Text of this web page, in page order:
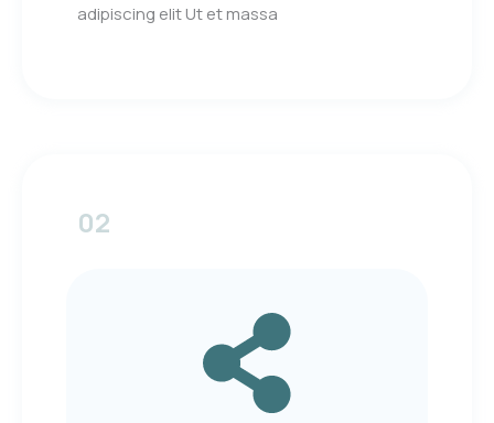
adipiscing elit Ut et massa
02